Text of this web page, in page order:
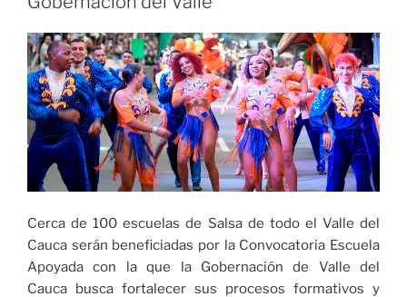
Cerca de 100 escuelas de Salsa de todo el Valle del
Cauca serán beneficiadas por la Convocatoria Escuela
Apoyada con la que la Gobernación de Valle del
Cauca busca fortalecer sus procesos formativos y